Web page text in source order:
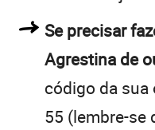
Se precisar
Agrestina de
código da sua
55 (lembre-se